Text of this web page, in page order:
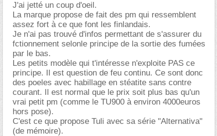
J'ai jetté un coup d'oeil.
La marque propose de fait des pm qui ressemblent
assez fort à ce que font les finlandais.
Je n'ai pas trouvé d'infos permettant de s'assurer du
fctionnement selonle principe de la sortie des fumées
par le bas.
Les petits modèle qui t'intéresse n'exploite PAS ce
principe. Il est question de feu continu. Ce sont donc
des poeles avec habillage en stéatite sans contre
courant. Il est normal que le prix soit plus bas qu'un
vrai petit pm (comme le TU900 à environ 4000euros
hors pose).
C'est ce que propose Tuli avec sa série "Alternativa"
(de mémoire).